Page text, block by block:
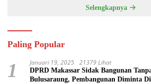
Selengkapnya
Paling Popular
1 Januari 19, 2025 21379 Lihat
DPRD Makassar Sidak Bangunan
Bulusaraung, Pembangunan Diminta